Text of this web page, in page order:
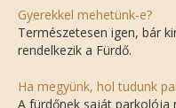
Gyerekkel mehetünk-e?
Természetesen igen, bár
rendelkezik a Fürdő.
Ha megyünk, hol tudunk
A fürdőnek saját parkolója